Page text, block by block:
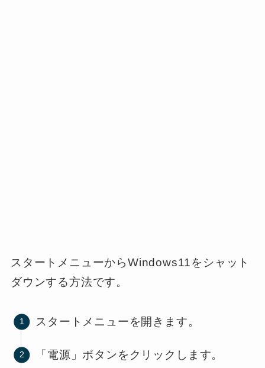
スタートメニューからWindows11をシャット
ダウンする方法です。
スタートメニューを開きます。
「電源」ボタンをクリックします。